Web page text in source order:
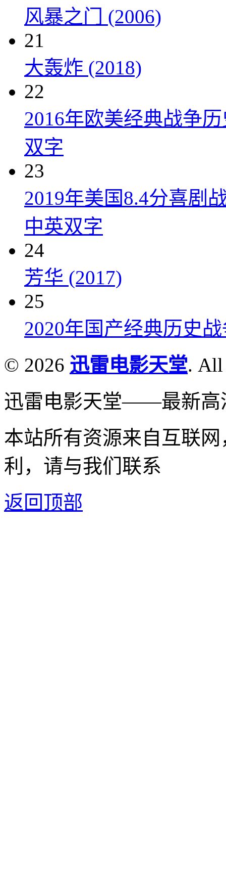
风暴之门 (2006)
21
大轰炸 (2018)
22
2016年欧美经典战争
双字
23
2019年美国8.4分喜剧
中英双字
24
芳华 (2017)
25
2020年国产经典历史
© 2026 迅雷电影天堂. All
迅雷电影天堂——最新高
本站所有资源来自互联
利，请与我们联系
返回顶部